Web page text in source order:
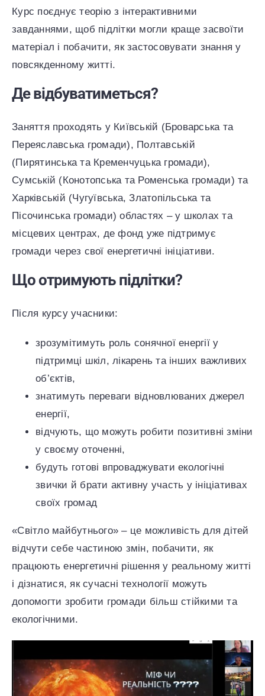
Курс поєднує теорію з інтерактивними
завданнями, щоб підлітки могли краще засвоїти
матеріал і побачити, як застосовувати знання у
повсякденному житті.
Де відбуватиметься?
Заняття проходять у Київській (Броварська та
Переяславська громади), Полтавській
(Пирятинська та Кременчуцька громади),
Сумській (Конотопська та Роменська громади) та
Харківській (Чугуївська, Златопільська та
Пісочинська громади) областях – у школах та
місцевих центрах, де фонд уже підтримує
громади через свої енергетичні ініціативи.
Що отримують підлітки?
Після курсу учасники:
зрозумітимуть роль сонячної енергії у
підтримці шкіл, лікарень та інших важливих
об’єктів,
знатимуть переваги відновлюваних джерел
енергії,
відчують, що можуть робити позитивні зміни
у своєму оточенні,
будуть готові впроваджувати екологічні
звички й брати активну участь у ініціативах
своїх громад
«Світло майбутнього» – це можливість для дітей
відчути себе частиною змін, побачити, як
працюють енергетичні рішення у реальному житті
і дізнатися, як сучасні технології можуть
допомогти зробити громади більш стійкими та
екологічними.